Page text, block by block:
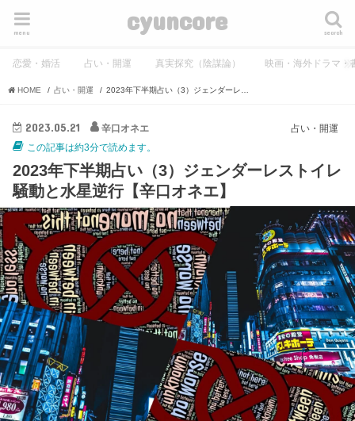
cyuncore search
menu
恋愛・婚活 占い・開運 真実探究（陰謀論） 映画・海外ドラマ・
HOME 占い・開運
占い・開運
2023.05.21
辛口オネエ
この記事は約3分で読めます。
2023年下半期占い（3）ジェンダーレストイレ
騒動と水星逆行【辛口オネエ】